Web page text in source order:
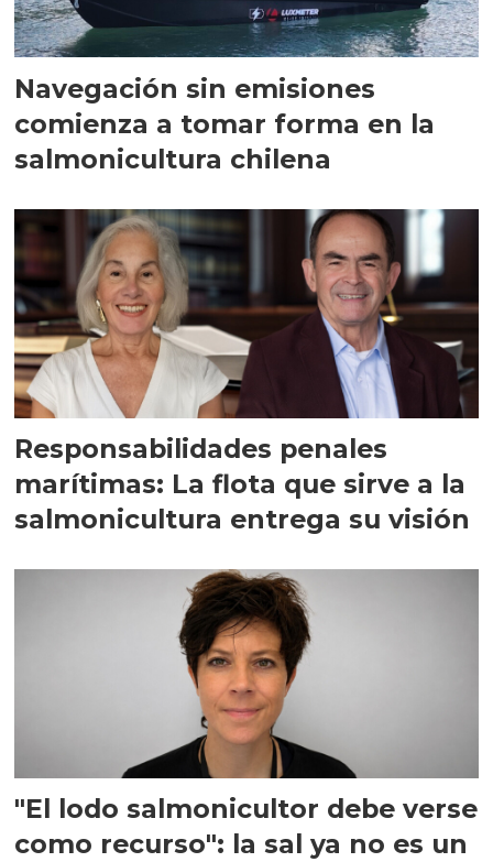
Navegación sin emisiones
comienza a tomar forma en la
salmonicultura chilena
Responsabilidades penales
marítimas: La flota que sirve a la
salmonicultura entrega su visión
"El lodo salmonicultor debe verse
como recurso": la sal ya no es un